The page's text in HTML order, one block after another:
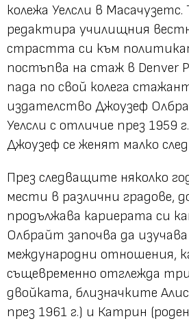
колежа Уелсли в
редактира училищния
страстта си към
постъпва на стаж в Denver
пада по свой колега
издателство Джоузеф
Уелсли с отличие през 1959
Джоузеф се женят малко
През следващите няколко
мести в различни градове,
продължава кариерата си
Олбрайт започва да
международни отношения,
същевременно отглежда
двойката, близначките
през 1961 г.) и Катрин